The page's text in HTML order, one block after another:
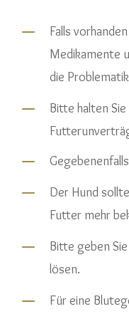
K
Falls
Medikamente
die
K
Bitte halten
K
K
Der Hund
Futter mehr
K
Bitte geben
lösen.
K
Für eine